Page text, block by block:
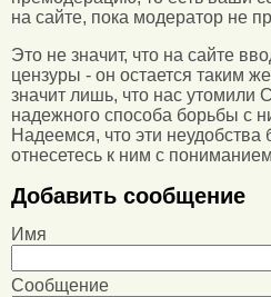
на сайте, пока модератор не
Это не значит, что на сайте
цензуры - он остается таким
значит лишь, что нас утомили
надежного способа борьбы с
Надеемся, что эти
отнесетесь к ним с
Добавить сообщение
Имя
Сообщение